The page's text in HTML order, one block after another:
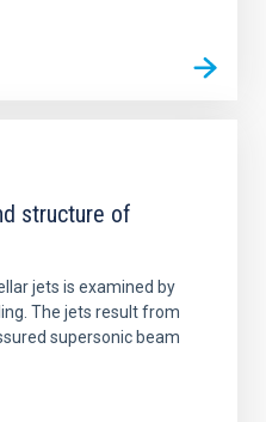
structure of
jets is examined by
The jets result from
supersonic beam